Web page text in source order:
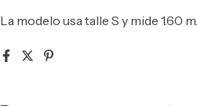
La modelo usa talle S y mide 1.60 m.